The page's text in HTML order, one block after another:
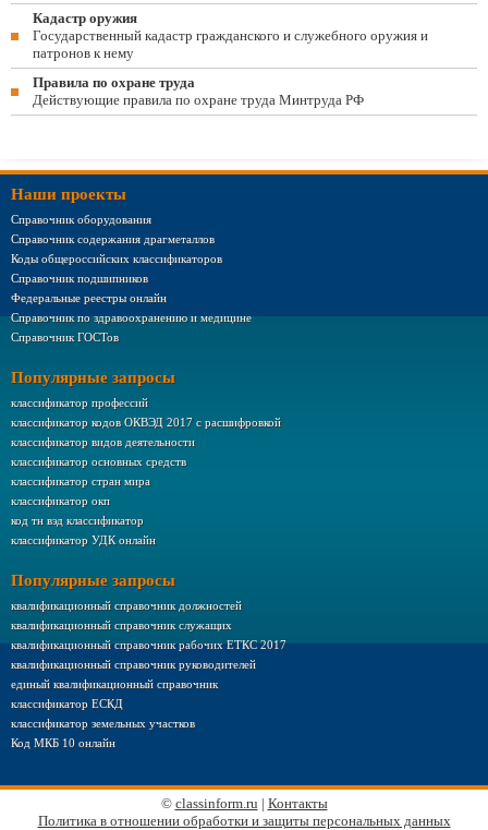
Кадастр оружия
Государственный кадастр гражданского и служебного оружия и
патронов к нему
Правила по охране труда
Действующие правила по охране труда Минтруда РФ
Наши проекты
Справочник оборудования
Справочник содержания драгметаллов
Коды общероссийских классификаторов
Справочник подшипников
Федеральные реестры онлайн
Справочник по здравоохранению и медицине
Справочник ГОСТов
Популярные запросы
классификатор профессий
классификатор кодов ОКВЭД 2017 с расшифровкой
классификатор видов деятельности
классификатор основных средств
классификатор стран мира
классификатор окп
код тн вэд классификатор
классификатор УДК онлайн
Популярные запросы
квалификационный справочник должностей
квалификационный справочник служащих
квалификационный справочник рабочих ЕТКС 2017
квалификационный справочник руководителей
единый квалификационный справочник
классификатор ЕСКД
классификатор земельных участков
Код МКБ 10 онлайн
© classinform.ru | Контакты
Политика в отношении обработки и защиты персональных данных